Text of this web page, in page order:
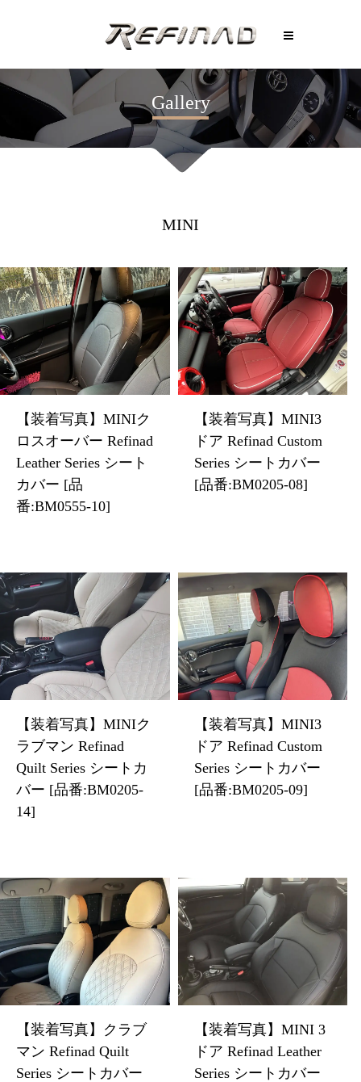
Gallery
MINI
【装着写真】MINIク
ロスオーバー Refinad
Leather Series シート
カバー [品
番:BM0555-10]
【装着写真】MINI3
ドア Refinad Custom
Series シートカバー
[品番:BM0205-08]
【装着写真】MINIク
ラブマン Refinad
Quilt Series シートカ
バー [品番:BM0205-
14]
【装着写真】MINI3
ドア Refinad Custom
Series シートカバー
[品番:BM0205-09]
【装着写真】クラブ
マン Refinad Quilt
Series シートカバー
【装着写真】MINI 3
ドア Refinad Leather
Series シートカバー